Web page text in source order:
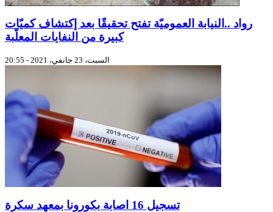
رواد ..النيابة العموميّة تفتح تحقيقًا بعد إكتشاف كميّات
كبيرة من النفايات المعلّبة
السبت، 23 جانفي، 2021 - 20:55
تسجيل 16 اصابة بكورونا بمعهد سكرة